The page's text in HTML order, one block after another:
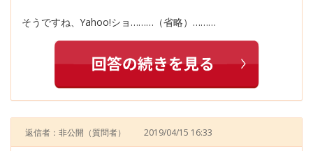
そうですね、Yahoo!ショ………（省略）………
返信者：非公開 （質問者） 2019/04/15 16:33